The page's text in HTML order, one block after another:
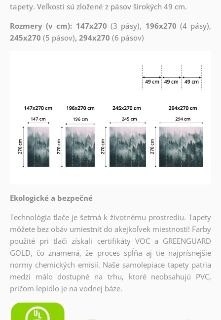
tapety. Veľkosti sú zložené z pásov širokých 49 cm.
Rozmery (v cm): 147x270 (3 pásy), 196x270 (4 pásy),
245x270 (5 pásov), 294x270 (6 pásov)
Ekologické a bezpečné
Technológia tlače je šetrná k životnému prostrediu. Tapety
môžete bez obáv umiestniť do akejkoľvek miestnosti! Farby
použité pri tlači získali certifikáty VOC a GREENGUARD
GOLD, čo znamená, že proces spĺňa aj tie najprísnejšie
normy chemických emisií. Naše samolepiace tapety patria
medzi málo dostupné na trhu, ktoré neobsahujú PVC,
pričom lepidlo je na vodnej báze.